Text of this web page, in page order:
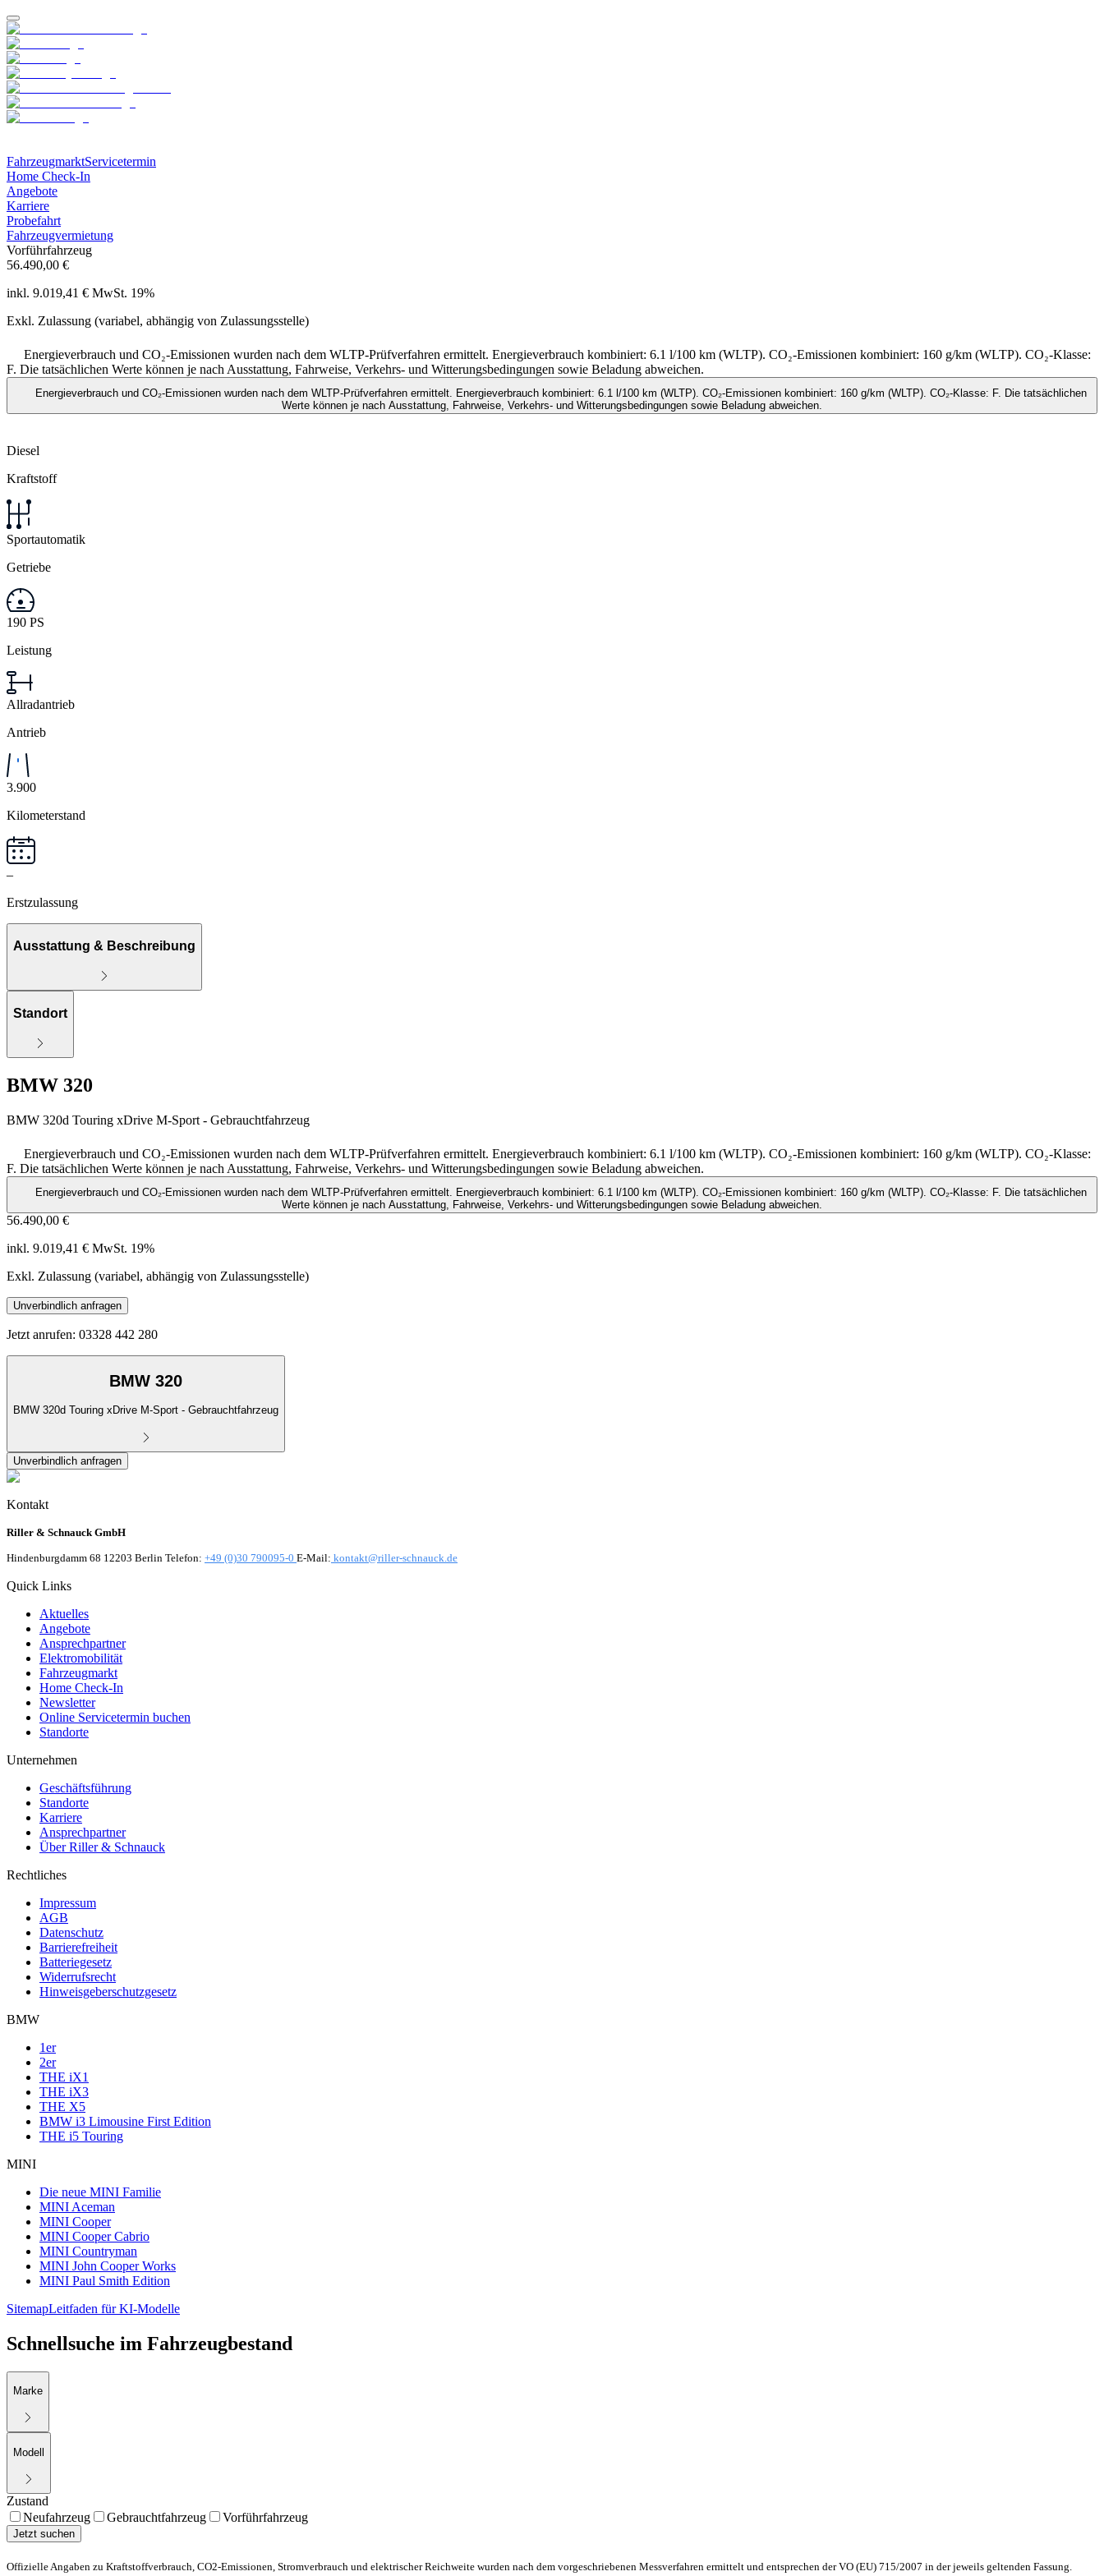
FahrzeugmarktServicetermin
Home Check-In
Angebote
Karriere
Probefahrt
Fahrzeugvermietung
Vorführfahrzeug
56.490,00 €
inkl. 9.019,41 € MwSt. 19%
Exkl. Zulassung (variabel, abhängig von Zulassungsstelle)
Energieverbrauch und CO₂-Emissionen wurden nach dem WLTP-Prüfverfahren ermittelt. Energieverbrauch kombiniert: 6.1 l/100 km (WLTP). CO₂-Emissionen kombiniert: 160 g/km (WLTP). CO₂-Klasse:
F. Die tatsächlichen Werte können je nach Ausstattung, Fahrweise, Verkehrs- und Witterungsbedingungen sowie Beladung abweichen.
Energieverbrauch und CO₂-Emissionen wurden nach dem WLTP-Prüfverfahren ermittelt. Energieverbrauch kombiniert: 6.1 l/100 km (WLTP). CO₂-Emissionen kombiniert: 160 g/km (WLTP). CO₂-Klasse: F. Die tatsächlichen
Werte können je nach Ausstattung, Fahrweise, Verkehrs- und Witterungsbedingungen sowie Beladung abweichen.
Diesel
Kraftstoff
Sportautomatik
Getriebe
190 PS
Leistung
Allradantrieb
Antrieb
3.900
Kilometerstand
–
Erstzulassung
Ausstattung & Beschreibung
Standort
BMW 320
BMW 320d Touring xDrive M-Sport - Gebrauchtfahrzeug
Energieverbrauch und CO₂-Emissionen wurden nach dem WLTP-Prüfverfahren ermittelt. Energieverbrauch kombiniert: 6.1 l/100 km (WLTP). CO₂-Emissionen kombiniert: 160 g/km (WLTP). CO₂-Klasse:
F. Die tatsächlichen Werte können je nach Ausstattung, Fahrweise, Verkehrs- und Witterungsbedingungen sowie Beladung abweichen.
Energieverbrauch und CO₂-Emissionen wurden nach dem WLTP-Prüfverfahren ermittelt. Energieverbrauch kombiniert: 6.1 l/100 km (WLTP). CO₂-Emissionen kombiniert: 160 g/km (WLTP). CO₂-Klasse: F. Die tatsächlichen
Werte können je nach Ausstattung, Fahrweise, Verkehrs- und Witterungsbedingungen sowie Beladung abweichen.
56.490,00 €
inkl. 9.019,41 € MwSt. 19%
Exkl. Zulassung (variabel, abhängig von Zulassungsstelle)
Unverbindlich anfragen
Jetzt anrufen: 03328 442 280
BMW 320
BMW 320d Touring xDrive M-Sport - Gebrauchtfahrzeug
Unverbindlich anfragen
Kontakt
Riller & Schnauck GmbH
Hindenburgdamm 68 12203 Berlin Telefon: +49 (0)30 790095-0 E-Mail: kontakt@riller-schnauck.de
Quick Links
Aktuelles
Angebote
Ansprechpartner
Elektromobilität
Fahrzeugmarkt
Home Check-In
Newsletter
Online Servicetermin buchen
Standorte
Unternehmen
Geschäftsführung
Standorte
Karriere
Ansprechpartner
Über Riller & Schnauck
Rechtliches
Impressum
AGB
Datenschutz
Barrierefreiheit
Batteriegesetz
Widerrufsrecht
Hinweisgeberschutzgesetz
BMW
1er
2er
THE iX1
THE iX3
THE X5
BMW i3 Limousine First Edition
THE i5 Touring
MINI
Die neue MINI Familie
MINI Aceman
MINI Cooper
MINI Cooper Cabrio
MINI Countryman
MINI John Cooper Works
MINI Paul Smith Edition
SitemapLeitfaden für KI-Modelle
Schnellsuche im Fahrzeugbestand
Marke
Modell
Zustand
Neufahrzeug
Gebrauchtfahrzeug Vorführfahrzeug
Jetzt suchen
Offizielle Angaben zu Kraftstoffverbrauch, CO2-Emissionen, Stromverbrauch und elektrischer Reichweite wurden nach dem vorgeschriebenen Messverfahren ermittelt und entsprechen der VO (EU) 715/2007 in der jeweils geltenden Fassung.